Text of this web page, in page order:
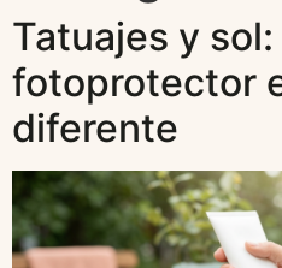
Tatuajes y
fotoprotector
diferente